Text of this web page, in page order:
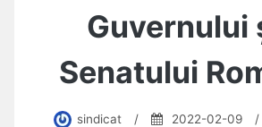
Guvernului
Senatului
sindicat / 2022-02-09 /